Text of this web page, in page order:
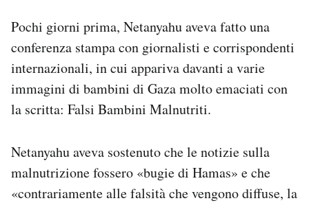
Pochi giorni prima, Netanyahu aveva fatto una
conferenza stampa con giornalisti e corrispondenti
internazionali, in cui appariva davanti a varie
immagini di bambini di Gaza molto emaciati con
la scritta: Falsi Bambini Malnutriti.
Netanyahu aveva sostenuto che le notizie sulla
malnutrizione fossero «bugie di Hamas» e che
«contrariamente alle falsità che vengono diffuse, la